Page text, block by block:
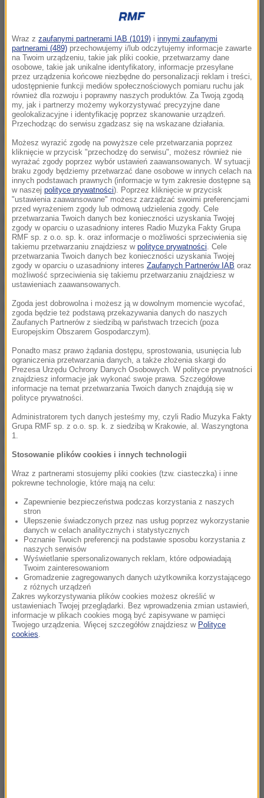
wykonane na terenie Iraku w 2015 roku)
Szacunki różnych służb wywiadowczych wskazują,
że kilkudziesięciu ludzi kierowanych przez ISIS może
obecnie przebywać w Europie i mają oni zdolność
przeprowadzenia zamachów terrorystycznych-
stwierdza opublikowany w piątek raport tej unijnej
agencji policyjnej.
W dokumencie omawiającym zagrożenie, które
stwarzają dla Europy dżihadyści, Europol ocenił, że
najbardziej prawdopodobnymi formami zamachów,
przeprowadzanych przez ISIS na terenie Unii, będą
te stosowane przez organizację w ostatnich latach,
czyli ataki z użyciem broni palnej, samobójcze
zamachy bombowe i ataki w pojedynkę np. bronią
białą. Według Europolu, może dochodzić również do
powszechnych w Syrii porwań i wybuchów
samochodów-pułapek.
Zdaniem agencji, zagrożona zamachami jest
właściwie cała Unia Europejska, ponieważ prawie
wszystkie rządy wspierają dowodzoną przez USA
antydżihadystyczną koalicję.
Europol ostrzega również, że ISIS może przenikać do
społeczności syryjskich uchodźców w Europie, by
wzbudzać wśród nich wrogość w stosunku do
nowych krajów pobytu. Co więcej, zauważono, że
dżihadyści specjalizują się w rekrutowaniu
zmarginalizowanej młodzieży, w tym wielu
umysłowo chorych, i zachęcaniu ich do
przeprowadzania ataków.
Dalsza część artykułu pod materiałem video:
Wraz z zaufanymi partnerami IAB (1019) i innymi zaufanymi
partnerami (489) przechowujemy i/lub odczytujemy informacje zawarte
na Twoim urządzeniu, takie jak pliki cookie, przetwarzamy dane
osobowe, takie jak unikalne identyfikatory, informacje przesyłane
przez urządzenia końcowe niezbędne do personalizacji reklam i treści,
udostępnienie funkcji mediów społecznościowych pomiaru ruchu jak
również dla rozwoju i poprawny naszych produktów. Za Twoją zgodą
my, jak i partnerzy możemy wykorzystywać precyzyjne dane
geolokalizacyjne i identyfikację poprzez skanowanie urządzeń.
Przechodząc do serwisu zgadzasz się na wskazane działania.
Możesz wyrazić zgodę na powyższe cele przetwarzania poprzez
kliknięcie w przycisk "przechodzę do serwisu", możesz również nie
wyrażać zgody poprzez wybór ustawień zaawansowanych. W sytuacji
braku zgody będziemy przetwarzać dane osobowe w innych celach na
innych podstawach prawnych (informacje w tym zakresie dostępne są
w naszej polityce prywatności). Poprzez kliknięcie w przycisk
"ustawienia zaawansowane" możesz zarządzać swoimi preferencjami
przed wyrażeniem zgody lub odmową udzielenia zgody. Cele
przetwarzania Twoich danych bez konieczności uzyskania Twojej
zgody w oparciu o uzasadniony interes Radio Muzyka Fakty Grupa
RMF sp. z o.o. sp. k. oraz informacje o możliwości sprzeciwienia się
takiemu przetwarzaniu znajdziesz w polityce prywatności. Cele
przetwarzania Twoich danych bez konieczności uzyskania Twojej
zgody w oparciu o uzasadniony interes Zaufanych Partnerów IAB oraz
możliwość sprzeciwienia się takiemu przetwarzaniu znajdziesz w
ustawieniach zaawansowanych.
Zgoda jest dobrowolna i możesz ją w dowolnym momencie wycofać,
zgoda będzie też podstawą przekazywania danych do naszych
Zaufanych Partnerów z siedzibą w państwach trzecich (poza
Europejskim Obszarem Gospodarczym).
Ponadto masz prawo żądania dostępu, sprostowania, usunięcia lub
ograniczenia przetwarzania danych, a także złożenia skargi do
Prezesa Urzędu Ochrony Danych Osobowych. W polityce prywatności
znajdziesz informacje jak wykonać swoje prawa. Szczegółowe
informacje na temat przetwarzania Twoich danych znajdują się w
polityce prywatności.
Administratorem tych danych jesteśmy my, czyli Radio Muzyka Fakty
Grupa RMF sp. z o.o. sp. k. z siedzibą w Krakowie, al. Waszyngtona
1.
Stosowanie plików cookies i innych technologii
Wraz z partnerami stosujemy pliki cookies (tzw. ciasteczka) i inne
pokrewne technologie, które mają na celu:
Zapewnienie bezpieczeństwa podczas korzystania z naszych
stron
Ulepszenie świadczonych przez nas usług poprzez wykorzystanie
danych w celach analitycznych i statystycznych
Poznanie Twoich preferencji na podstawie sposobu korzystania z
naszych serwisów
Wyświetlanie spersonalizowanych reklam, które odpowiadają
Twoim zainteresowaniom
Gromadzenie zagregowanych danych użytkownika korzystającego
z różnych urządzeń
Zakres wykorzystywania plików cookies możesz określić w
ustawieniach Twojej przeglądarki. Bez wprowadzenia zmian ustawień,
informacje w plikach cookies mogą być zapisywane w pamięci
Twojego urządzenia. Więcej szczegółów znajdziesz w Polityce
cookies.